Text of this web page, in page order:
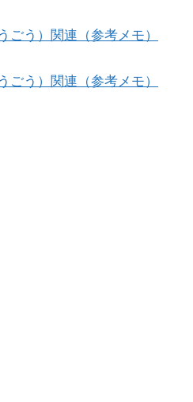
ごう）関連（参考メモ）
ごう）関連（参考メモ）